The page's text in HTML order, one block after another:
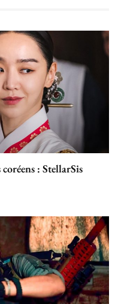
: StellarSis